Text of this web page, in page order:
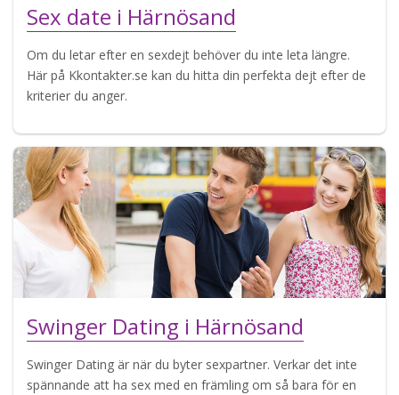
Sex date i Härnösand
Om du letar efter en sexdejt behöver du inte leta längre.
Här på Kkontakter.se kan du hitta din perfekta dejt efter de
kriterier du anger.
Swinger Dating i Härnösand
Swinger Dating är när du byter sexpartner. Verkar det inte
spännande att ha sex med en främling om så bara för en